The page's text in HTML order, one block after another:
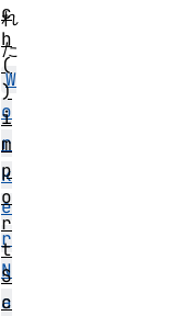
れ
た
W
o
r
k
e
r
N
a
c
h
(
)
i
m
p
o
r
t
S
c